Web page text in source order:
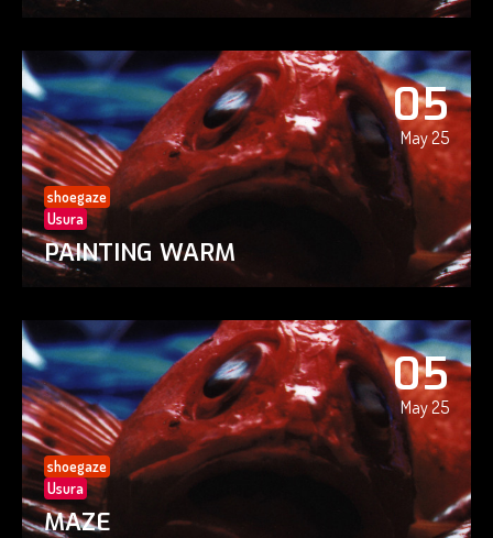
05
May 25
shoegaze
Usura
PAINTING WARM
05
May 25
shoegaze
Usura
MAZE